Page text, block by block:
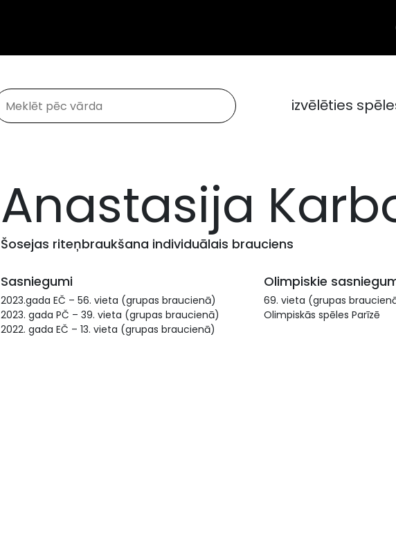
izvēlēties
Anastasija
Šosejas riteņbraukšana individuālais brauciens
Sasniegumi
2023.gada EČ – 56. vieta (grupas braucienā)
2023. gada PČ – 39. vieta (grupas braucienā)
2022. gada EČ – 13. vieta (grupas braucienā)
Olimpiskie
69. vieta (grupas
Olimpiskās spēles Parīzē